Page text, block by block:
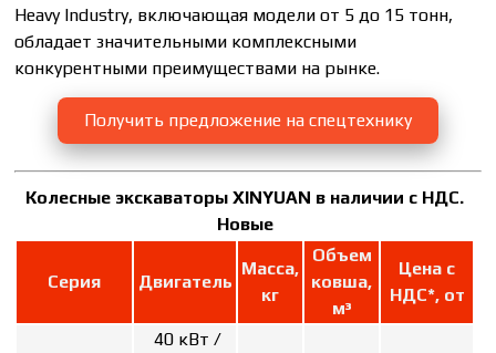
Неаvy Industry, включающая модели от 5 до 15 тонн,
обладает значительными комплексными
конкурентными преимуществами на рынке.
Получить предложение на спецтехнику
Колесные экскаваторы XINYUAN в наличии с НДС.
Новые
Серия Двигатель
Масса,
кг
Объем
ковша,
м³
Цена с
НДС*, от
40 кВт /